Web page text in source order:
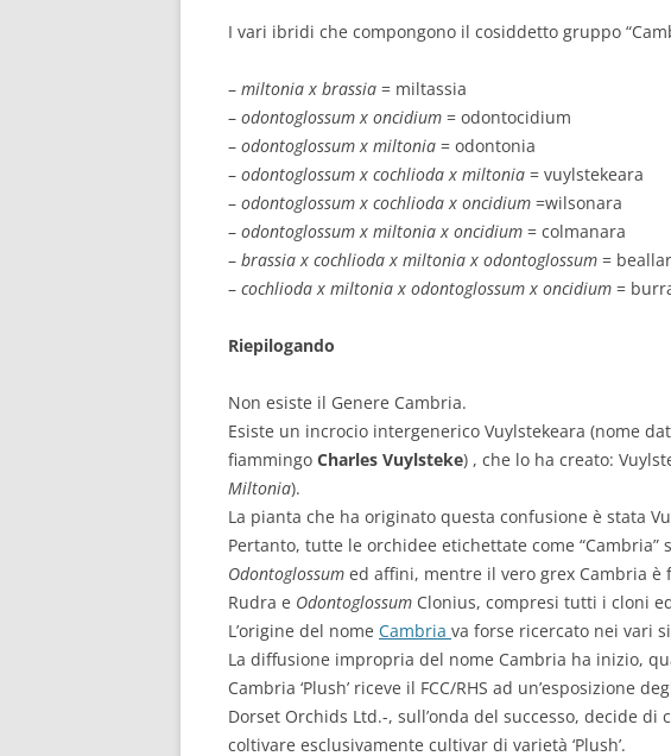
I vari ibridi che compongono il cosiddetto gruppo
– miltonia x brassia = miltassia
– odontoglossum x oncidium = odontocidium
– odontoglossum x miltonia = odontonia
– odontoglossum x cochlioda x miltonia = vuylstekeara
– odontoglossum x cochlioda x oncidium =wilsonara
– odontoglossum x miltonia x oncidium = colmanara
– brassia x cochlioda x miltonia x odontoglossum =
– cochlioda x miltonia x odontoglossum x oncidium =
Riepilogando
Non esiste il Genere Cambria.
Esiste un incrocio intergenerico Vuylstekeara (nome
fiammingo Charles Vuylsteke) , che lo ha creato:
Miltonia).
La pianta che ha originato questa confusione è stata
Pertanto, tutte le orchidee etichettate come
Odontoglossum ed affini, mentre il vero grex Cambria è
Rudra e Odontoglossum Clonius, compresi tutti i cloni
L’origine del nome Cambria va forse ricercato nei vari
La diffusione impropria del nome Cambria ha inizio,
Cambria ‘Plush’ riceve il FCC/RHS ad un’esposizione
Dorset Orchids Ltd.-, sull’onda del successo, decide
coltivare esclusivamente cultivar di varietà ‘Plush’.